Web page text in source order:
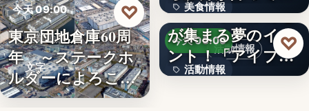
今天 09:00
企業動態
文字
東京団地倉庫60周
年 ～ステークホ
ルダーによろこば
れる…
♡
＜OPEN＞折りた
美食情報
文字
た」が現実に…
活動情報
今天 03:00
活動情報
アイプリのみんな
が集まる夢のイベ
ント！「アイプリ
ワールド…
♡